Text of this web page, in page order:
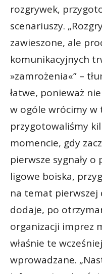
rozgrywek,
scenariuszy.
zawieszone, ale
komunikacyjnych
»zamrożenia«” –
łatwe, ponieważ
w ogóle wrócimy w
przygotowaliśmy
momencie, gdy
pierwsze sygnały
ligowe boiska,
na temat pierwszej
dodaje, po
organizacji imprez
właśnie te
wprowadzane.